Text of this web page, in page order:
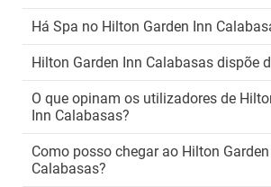
Há Spa no Hilton Garden Inn
Hilton Garden Inn Calabasas dispõe
O que opinam os utilizadores de
Inn Calabasas?
Como posso chegar ao Hilton
Calabasas?